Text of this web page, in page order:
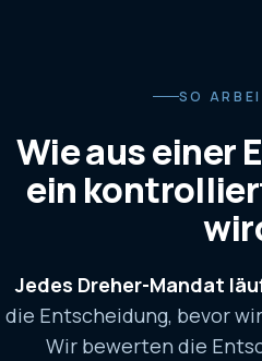
SO
Wie aus einer
ein
Jedes Dreher-Mandat
die Entscheidung, bevor
Wir bewerten die